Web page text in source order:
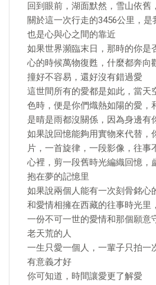
回到眼前，湖面默然，雪山依舊
關於這一次行走的3456公里，是
也是心與心之間的靠近
如果世界瀕臨末日，那時的你是
心的時候萬物復甦，什麼都奔向
撞好不容易，還好沒有錯過愛
這世間所有的愛都是如此，當天
色時，便是你們熾熱如陽的愛，
是晴是雨都沒關係，因為身邊有
如果說回憶能夠用實物來代替，
片，一首旋律，一段影像，往事
心裡，剪一段舊時光編織回憶，
抱在夢的記憶里
如果說兩個人能有一次刻骨銘心
和愛情相擁在西藏的往事時光里
一份不可一世的愛情和那個願意
老天荒的人
一生只愛一個人，一輩子只拍一
有意義才好
你可知道，時間讓愛更了解愛